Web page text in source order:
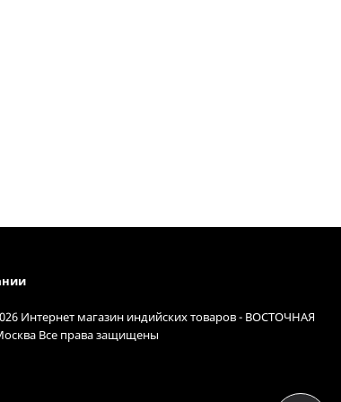
Интернет магазин индийских товаров - ВОСТОЧНАЯ
Все права защищены